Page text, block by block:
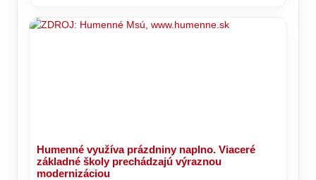
Humenné využíva prázdniny naplno. Viaceré
základné školy prechádzajú výraznou
modernizáciou